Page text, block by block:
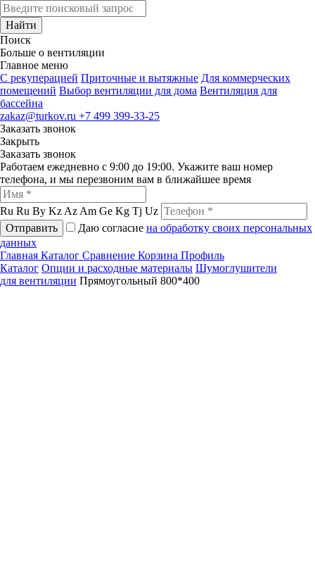
Найти
Поиск
Больше о вентиляции
Главное меню
C рекуперацией Приточные и вытяжные Для коммерческих
помещений Выбор вентиляции для дома Вентиляция для
бассейна
zakaz@turkov.ru +7 499 399-33-25
Заказать звонок
Закрыть
Заказать звонок
Работаем ежедневно с 9:00 до 19:00. Укажите ваш номер
телефона, и мы перезвоним вам в ближайшее время
Ru Ru By Kz Az Am Ge Kg Tj Uz
Отправить
Даю согласие на обработку своих персональных
данных
Главная Каталог Сравнение Корзина Профиль
Каталог Опции и расходные материалы Шумоглушители
для вентиляции Прямоугольный 800*400